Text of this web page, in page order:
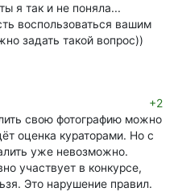
я так и не поняла...
воспользоваться вашим
задать такой вопрос))
+2
свою фотографию можно
оценка кураторами. Но с
уже невозможно.
участвует в конкурсе,
Это нарушение правил.